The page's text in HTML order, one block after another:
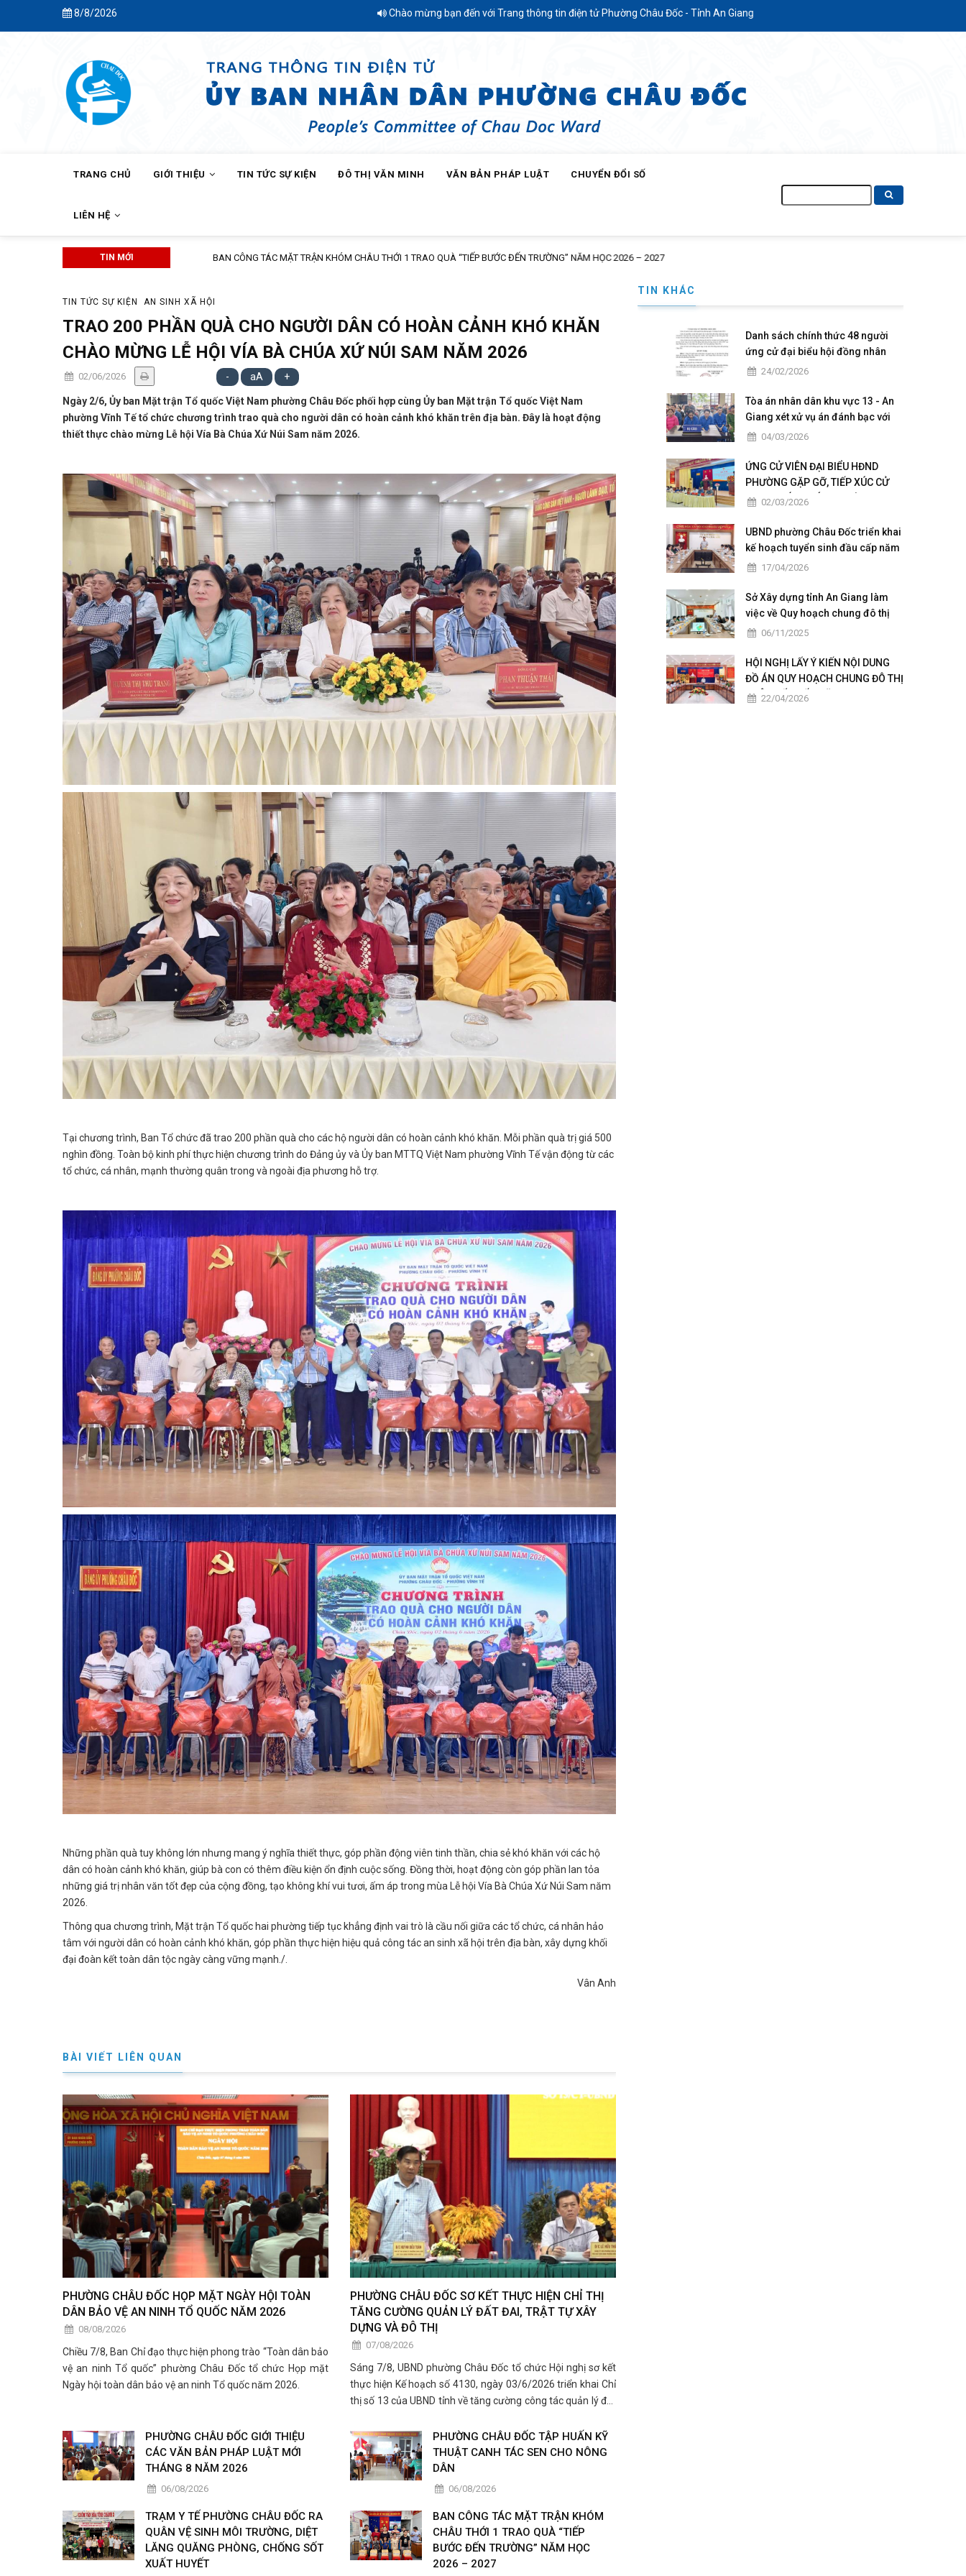
8/8/2026 Chào mừng bạn đến với Trang thông tin điện tử Phường Châu Đốc - Tỉnh An Giang
NAVIGATION
TRANG CHỦ GIỚI THIỆU TIN TỨC SỰ KIỆN ĐÔ THỊ VĂN MINH VĂN BẢN PHÁP LUẬT CHUYỂN ĐỔI SỐ
LIÊN HỆ
kiếm
TIN MỚI BAN CÔNG TÁC MẶT TRẬN KHÓM CHÂU THỚI 1 TRAO QUÀ “TIẾP BƯỚC ĐẾN TRƯỜNG” NĂM HỌC 2026 – 2027
TIN TỨC SỰ KIỆN AN SINH XÃ HỘI
TRAO 200 PHẦN QUÀ CHO NGƯỜI DÂN CÓ HOÀN CẢNH KHÓ KHĂN
CHÀO MỪNG LỄ HỘI VÍA BÀ CHÚA XỨ NÚI SAM NĂM 2026
02/06/2026 - aA +
Ngày 2/6, Ủy ban Mặt trận Tổ quốc Việt Nam phường Châu Đốc phối hợp cùng Ủy ban Mặt trận Tổ quốc Việt Nam
phường Vĩnh Tế tổ chức chương trình trao quà cho người dân có hoàn cảnh khó khăn trên địa bàn. Đây là hoạt động
thiết thực chào mừng Lễ hội Vía Bà Chúa Xứ Núi Sam năm 2026.
Tại chương trình, Ban Tổ chức đã trao 200 phần quà cho các hộ người dân có hoàn cảnh khó khăn. Mỗi phần quà trị giá 500
nghìn đồng. Toàn bộ kinh phí thực hiện chương trình do Đảng ủy và Ủy ban MTTQ Việt Nam phường Vĩnh Tế vận động từ các
tổ chức, cá nhân, mạnh thường quân trong và ngoài địa phương hỗ trợ.
Những phần quà tuy không lớn nhưng mang ý nghĩa thiết thực, góp phần động viên tinh thần, chia sẻ khó khăn với các hộ
dân có hoàn cảnh khó khăn, giúp bà con có thêm điều kiện ổn định cuộc sống. Đồng thời, hoạt động còn góp phần lan tỏa
những giá trị nhân văn tốt đẹp của cộng đồng, tạo không khí vui tươi, ấm áp trong mùa Lễ hội Vía Bà Chúa Xứ Núi Sam năm
2026.
Thông qua chương trình, Mặt trận Tổ quốc hai phường tiếp tục khẳng định vai trò là cầu nối giữa các tổ chức, cá nhân hảo
tâm với người dân có hoàn cảnh khó khăn, góp phần thực hiện hiệu quả công tác an sinh xã hội trên địa bàn, xây dựng khối
đại đoàn kết toàn dân tộc ngày càng vững mạnh./.
Vân Anh
BÀI VIẾT LIÊN QUAN
PHƯỜNG CHÂU ĐỐC HỌP MẶT NGÀY HỘI TOÀN
DÂN BẢO VỆ AN NINH TỔ QUỐC NĂM 2026
08/08/2026
Chiều 7/8, Ban Chỉ đạo thực hiện phong trào “Toàn dân bảo
vệ an ninh Tổ quốc” phường Châu Đốc tổ chức Họp mặt
Ngày hội toàn dân bảo vệ an ninh Tổ quốc năm 2026.
PHƯỜNG CHÂU ĐỐC SƠ KẾT THỰC HIỆN CHỈ THỊ
TĂNG CƯỜNG QUẢN LÝ ĐẤT ĐAI, TRẬT TỰ XÂY
DỰNG VÀ ĐÔ THỊ
07/08/2026
Sáng 7/8, UBND phường Châu Đốc tổ chức Hội nghị sơ kết
thực hiện Kế hoạch số 4130, ngày 03/6/2026 triển khai Chỉ
thị số 13 của UBND tỉnh về tăng cường công tác quản lý đất
PHƯỜNG CHÂU ĐỐC GIỚI THIỆU
CÁC VĂN BẢN PHÁP LUẬT MỚI
THÁNG 8 NĂM 2026
06/08/2026
PHƯỜNG CHÂU ĐỐC TẬP HUẤN KỸ
THUẬT CANH TÁC SEN CHO NÔNG
DÂN
06/08/2026
TRẠM Y TẾ PHƯỜNG CHÂU ĐỐC RA
QUÂN VỆ SINH MÔI TRƯỜNG, DIỆT
LĂNG QUĂNG PHÒNG, CHỐNG SỐT
XUẤT HUYẾT
BAN CÔNG TÁC MẶT TRẬN KHÓM
CHÂU THỚI 1 TRAO QUÀ “TIẾP
BƯỚC ĐẾN TRƯỜNG” NĂM HỌC
2026 – 2027
TIN KHÁC
Danh sách chính thức 48 người
ứng cử đại biểu hội đồng nhân
dân của phường Châu Đốc nhiệm
24/02/2026
Tòa án nhân dân khu vực 13 - An
Giang xét xử vụ án đánh bạc với
số tiền giao dịch hơn 4,9 tỷ đồng
04/03/2026
ỨNG CỬ VIÊN ĐẠI BIỂU HĐND
PHƯỜNG GẶP GỠ, TIẾP XÚC CỬ
TRI TẠI CÁC KHÓM THUỘC ĐƠN VỊ
02/03/2026
UBND phường Châu Đốc triển khai
kế hoạch tuyển sinh đầu cấp năm
học 2026 – 2027
17/04/2026
Sở Xây dựng tỉnh An Giang làm
việc về Quy hoạch chung đô thị
Châu Đốc – Vĩnh Tế giai đoạn
06/11/2025
HỘI NGHỊ LẤY Ý KIẾN NỘI DUNG
ĐỒ ÁN QUY HOẠCH CHUNG ĐÔ THỊ
CHÂU ĐỐC ĐẾN NĂM 2050
22/04/2026